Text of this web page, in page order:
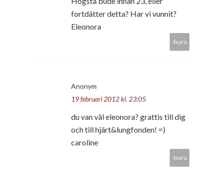
fortdätter detta? Har vi vunnit?
Eleonora
Svara
Anonym
19 februari 2012 kl. 23:05
du van väl eleonora? grattis till dig
och till hjärt&lungfonden! =)
caroline
Svara